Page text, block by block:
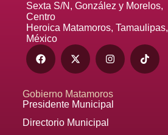
Sexta S/N, González y Morelos,
Centro
Heroica Matamoros, Tamaulipas,
México
Gobierno Matamoros
Presidente Municipal
Directorio Municipal